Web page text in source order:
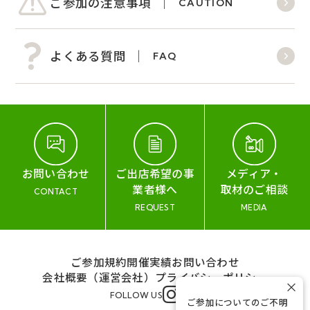
CAUTION
よくある質問 FAQ
お問い合わせ
CONTACT
ご出店希望の事
業者様へ
REQUEST
メディア・
取材のご相談
MEDIA
ご参加規約開催実績お問い合わせ
会社概要（運営会社） プライバシーポリシー
FOLLOW US
ご参加についてのご不明
×